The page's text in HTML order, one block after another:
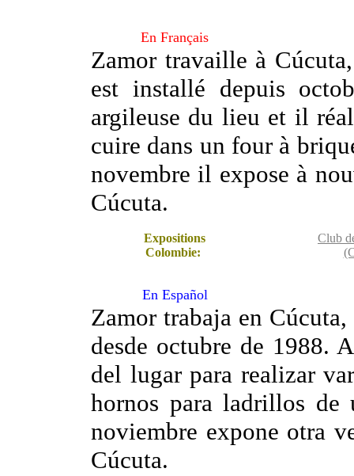
En Français
Zamor travaille à
est installé depuis
argileuse du lieu et il
cuire dans un four à
novembre il expose à
Cúcuta.
Expositions
Colombie:
Club
En Español
Zamor trabaja en
desde octubre de 1988.
del lugar para realizar
hornos para ladrillos
noviembre expone otra
Cúcuta.